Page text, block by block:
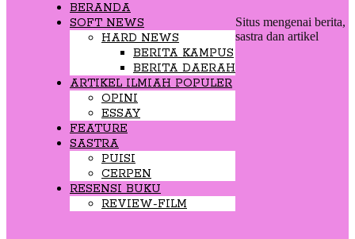
BERANDA
SOFT NEWS
HARD NEWS
BERITA KAMPUS
BERITA DAERAH
ARTIKEL ILMIAH POPULER
OPINI
ESSAY
FEATURE
SASTRA
PUISI
CERPEN
RESENSI BUKU
REVIEW-FILM
Situs mengenai berita,
sastra dan artikel